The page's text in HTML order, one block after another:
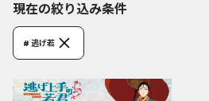
現在の絞り込み条件
# 逃げ若